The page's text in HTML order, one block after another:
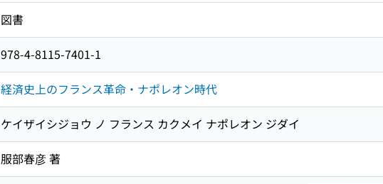
図書
978-4-8115-7401-1
経済史上のフランス革命・ナポレオン時代
ケイザイシジョウ ノ フランス カクメイ ナポレオン ジダイ
服部春彦 著